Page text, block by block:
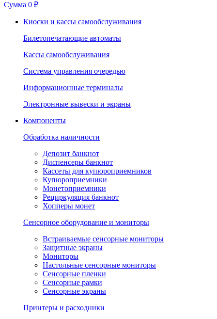
Сумма 0 ₽
Киоски и кассы самообслуживания
Билетопечатающие автоматы
Кассы самообслуживания
Система управления очередью
Информационные терминалы
Электронные вывески и экраны
Компоненты
Обработка наличности
Депозит банкнот
Диспенсеры банкнот
Кассеты для купюроприемников
Купюроприемники
Монетоприемники
Рециркуляция банкнот
Хопперы монет
Сенсорное оборудование и мониторы
Встраиваемые сенсорные мониторы
Защитные экраны
Мониторы
Настольные сенсорные мониторы
Сенсорные пленки
Сенсорные рамки
Сенсорные экраны
Принтеры и расходники